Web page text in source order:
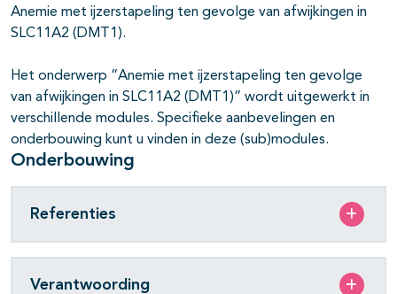
open- en dichtklappen
open- en dichtklappen
open- en dichtklappen
open- en dichtklappen
open- en dichtklappen
Anemie met ijzerstapeling ten gevolge van afwijkingen in
SLC11A2 (DMT1).
Het onderwerp “Anemie met ijzerstapeling ten gevolge
van afwijkingen in SLC11A2 (DMT1)” wordt uitgewerkt in
verschillende modules. Specifieke aanbevelingen en
onderbouwing kunt u vinden in deze (sub)modules.
Onderbouwing
Referenties
Verantwoording